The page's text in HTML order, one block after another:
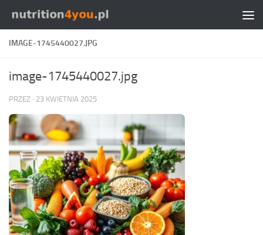
Przejdź do treści
IMAGE-1745440027.JPG
image-1745440027.jpg
PRZEZ · 23 KWIETNIA 2025